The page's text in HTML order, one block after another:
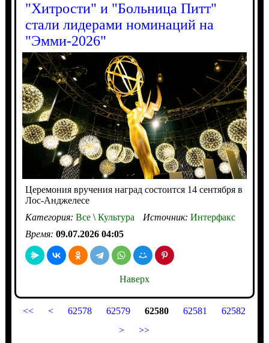
"Хитрости" и "Больница Питт"
стали лидерами номинаций на
"Эмми-2026"
Церемония вручения наград состоится 14 сентября в
Лос-Анджелесе
Категория: Все\Культура Источник: Интерфакс
Время: 09.07.2026 04:05
Наверх
<< < 62578 62579 62580 62581
62582
>
>>